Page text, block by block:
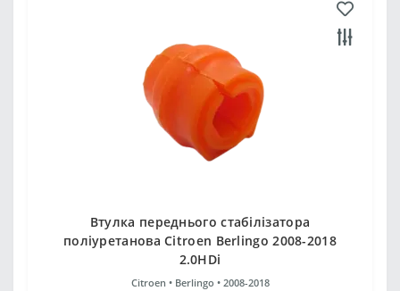
Втулка переднього стабілізатора
поліуретанова Citroen Berlingo 2008-2018
2.0HDi
Citroen • Berlingo • 2008-2018